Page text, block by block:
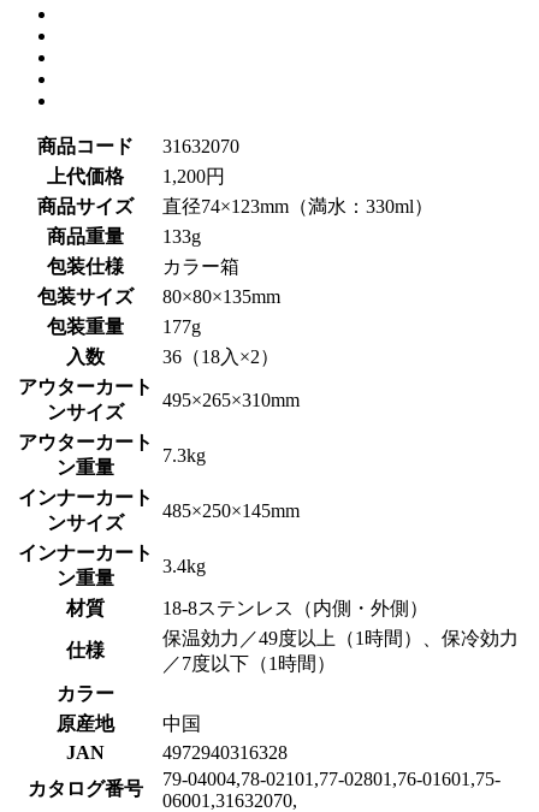
商品コード
31632070
上代価格
1,200円
商品サイズ
直径74×123mm（満水：330ml）
商品重量
133g
包装仕様
カラー箱
包装サイズ
80×80×135mm
包装重量
177g
入数
36（18入×2）
アウターカート
ンサイズ
495×265×310mm
アウターカート
ン重量
7.3kg
インナーカート
ンサイズ
485×250×145mm
インナーカート
ン重量
3.4kg
材質 18-8ステンレス（内側・外側）
仕様
保温効力／49度以上（1時間）、保冷効力
／7度以下（1時間）
カラー
原産地
中国
JAN
4972940316328
カタログ番号
79-04004,78-02101,77-02801,76-01601,75-
06001,31632070,